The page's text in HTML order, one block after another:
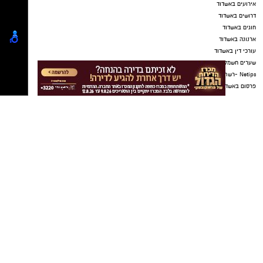
עקבו בפייסבוק
עקבו באינסטגרם
אירועים באשדוד
דרושים באשדוד
חוגים באשדוד
ארנונה באשדוד
עורכי דין באשדוד
שערים חשמליים באשדוד
Netips -רשת חברתית לחכמת ההמונים
פרסום באשדוד
אשדוד נט ויקיפדיה